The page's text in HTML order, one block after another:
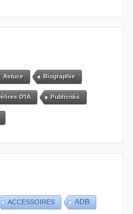
Astuce Biographie
D'IA Publicités
ACCESSOIRES ADB